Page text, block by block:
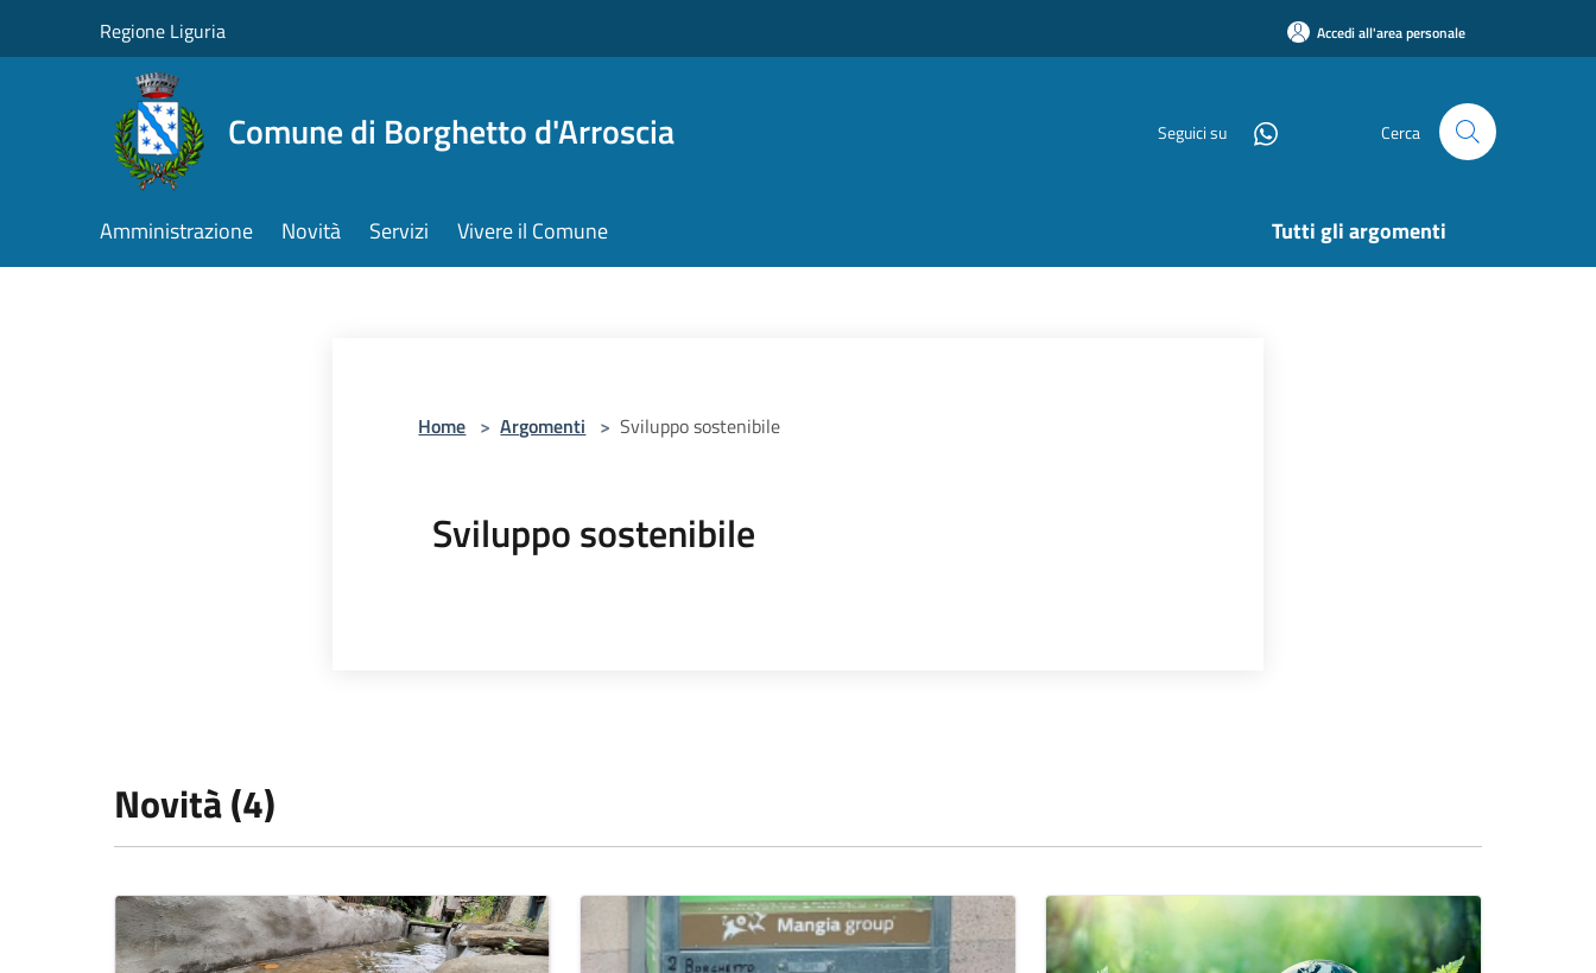
Regione Liguria Accedi all'area personale
Comune di Borghetto d'Arroscia Seguici su Cerca
Amministrazione Novità Servizi Vivere il Comune Tutti gli argomenti
Home > Argomenti > Sviluppo sostenibile
Sviluppo sostenibile
Novità (4)